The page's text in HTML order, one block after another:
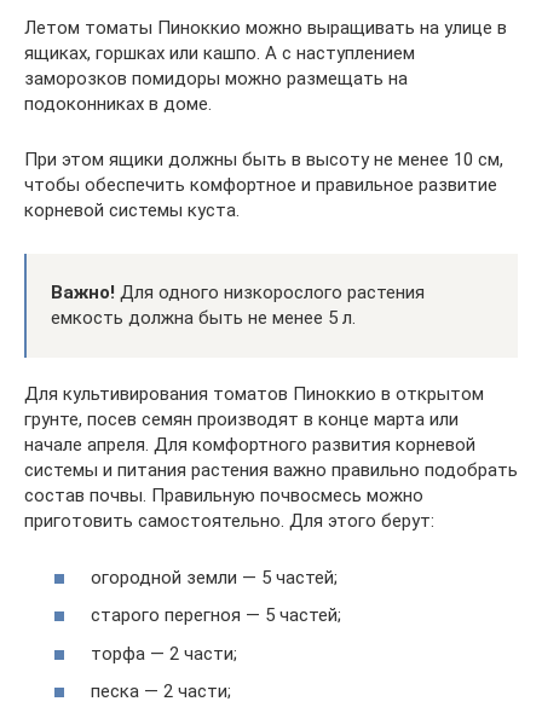
Летом томаты Пиноккио можно выращивать на улице в
ящиках, горшках или кашпо. А с наступлением
заморозков помидоры можно размещать на
подоконниках в доме.
При этом ящики должны быть в высоту не менее 10 см,
чтобы обеспечить комфортное и правильное развитие
корневой системы куста.
Важно! Для одного низкорослого растения
емкость должна быть не менее 5 л.
Для культивирования томатов Пиноккио в открытом
грунте, посев семян производят в конце марта или
начале апреля. Для комфортного развития корневой
системы и питания растения важно правильно подобрать
состав почвы. Правильную почвосмесь можно
приготовить самостоятельно. Для этого берут:
огородной земли — 5 частей;
старого перегноя — 5 частей;
торфа — 2 части;
песка — 2 части;